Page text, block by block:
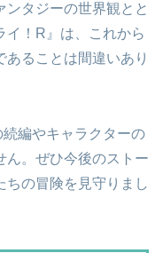
ンタジーの世界観とと
イ！R』は、これから
あることは間違いあり
編やキャラクターの
ん。ぜひ今後のストー
ちの冒険を見守りまし